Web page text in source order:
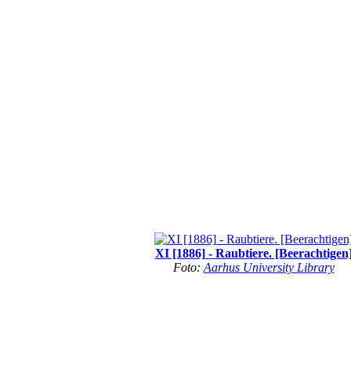
XI [1886] - Raubtiere.
Foto: Aarhus University Library